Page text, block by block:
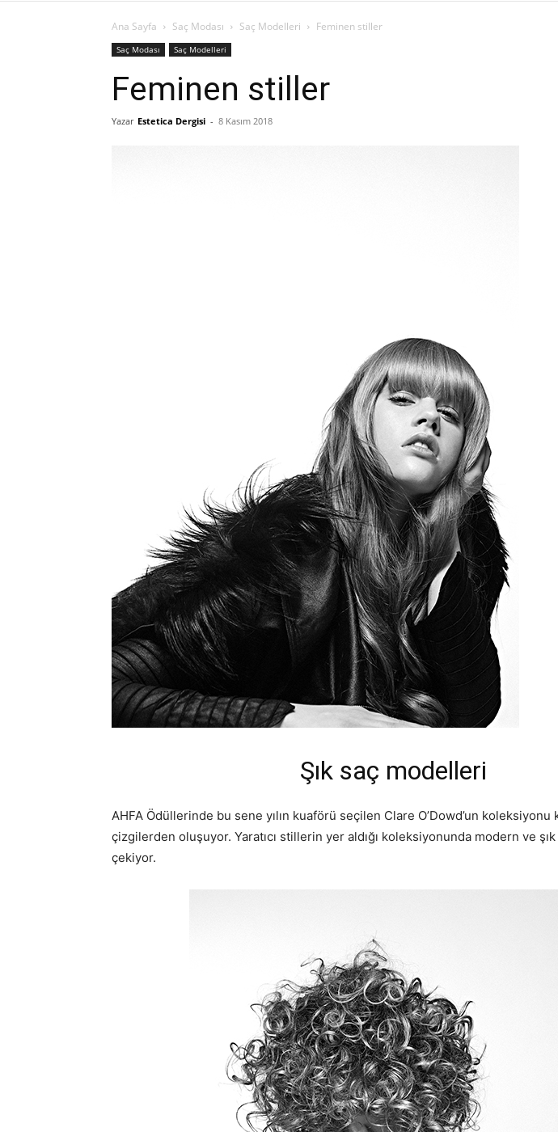
Ana Sayfa Saç Modası Saç Modelleri Feminen stiller
Saç Modası Saç Modelleri
Feminen stiller
Yazar Estetica Dergisi - 8 Kasım 2018
Şık saç modelleri
AHFA Ödüllerinde bu sene yılın kuaförü seçilen Clare O’Dowd’un
çizgilerden oluşuyor. Yaratıcı stillerin yer aldığı koleksiyonunda modern ve
çekiyor.